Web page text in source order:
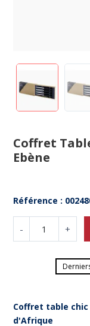
Coffret
Ebène
Référence :
- +
Coffret table chic
d'Afrique